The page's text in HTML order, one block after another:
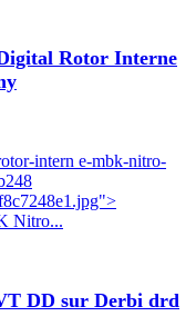
Rotor Interne
intern e-mbk-nitro-
Nitro...
DD sur Derbi drd